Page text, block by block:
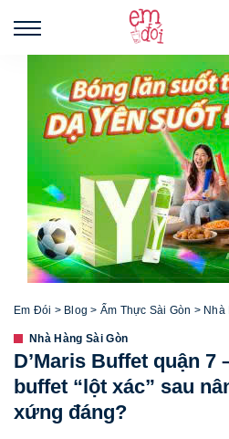
Em Đói > Blog > Ẩm Thực Sài Gòn > Nhà
Nhà Hàng Sài Gòn
D’Maris Buffet quận 7
buffet “lột xác” sau
xứng đáng?